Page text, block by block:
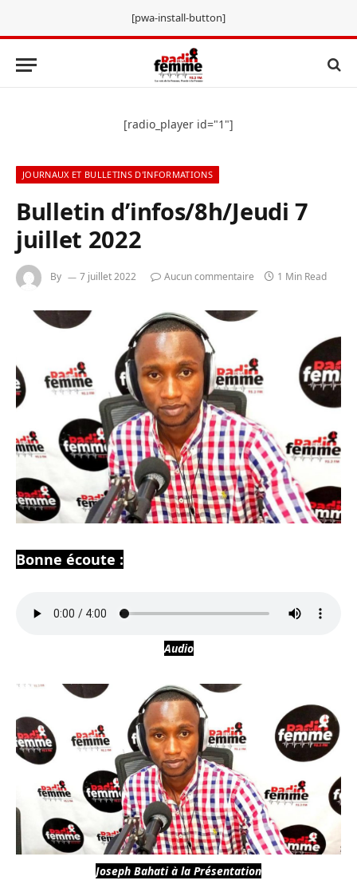
[pwa-install-button]
[radio_player id="1"]
JOURNAUX ET BULLETINS D'INFORMATIONS
Bulletin d’infos/8h/Jeudi 7
juillet 2022
By 7 juillet 2022 Aucun commentaire 1 Min Read
Bonne écoute :
Audio
Joseph Bahati à la Présentation